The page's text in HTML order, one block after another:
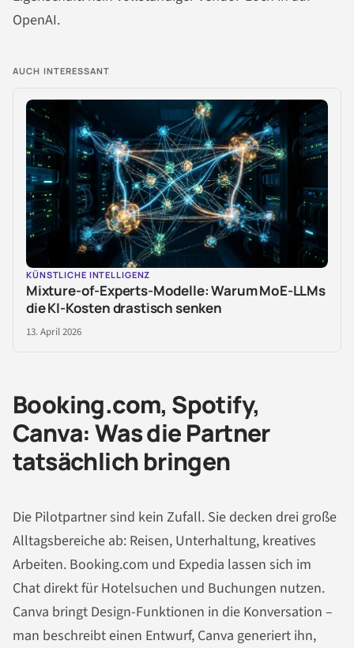
OpenAI.
AUCH INTERESSANT
KÜNSTLICHE INTELLIGENZ
Mixture-of-Experts-Modelle: Warum MoE-LLMs
die KI-Kosten drastisch senken
13. April 2026
Booking.com, Spotify,
Canva: Was die Partner
tatsächlich bringen
Die Pilotpartner sind kein Zufall. Sie decken drei große
Alltagsbereiche ab: Reisen, Unterhaltung, kreatives
Arbeiten. Booking.com und Expedia lassen sich im
Chat direkt für Hotelsuchen und Buchungen nutzen.
Canva bringt Design-Funktionen in die Konversation –
man beschreibt einen Entwurf, Canva generiert ihn,